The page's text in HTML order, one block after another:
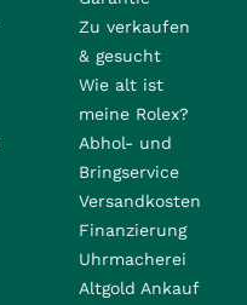
Zu verkaufen
& gesucht
Wie alt ist
meine Rolex?
Abhol- und
Bringservice
Versandkosten
Finanzierung
Uhrmacherei
Altgold Ankauf